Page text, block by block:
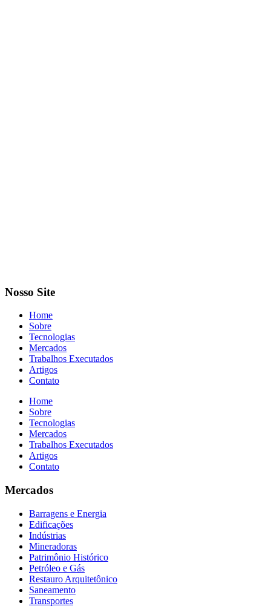
Nosso Site
Home
Sobre
Tecnologias
Mercados
Trabalhos Executados
Artigos
Contato
Home
Sobre
Tecnologias
Mercados
Trabalhos Executados
Artigos
Contato
Mercados
Barragens e Energia
Edificações
Indústrias
Mineradoras
Patrimônio Histórico
Petróleo e Gás
Restauro Arquitetônico
Saneamento
Transportes